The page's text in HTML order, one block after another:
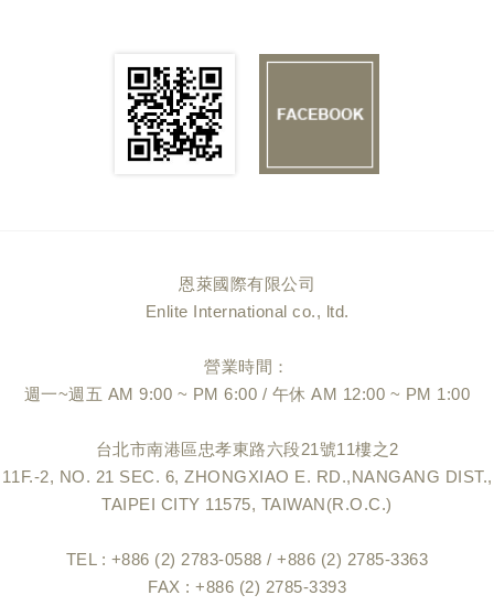
恩萊國際有限公司
Enlite International co., ltd.
營業時間：
週一~週五 AM 9:00 ~ PM 6:00 / 午休 AM 12:00 ~ PM 1:00
台北市南港區忠孝東路六段21號11樓之2
11F.-2, NO. 21 SEC. 6, ZHONGXIAO E. RD.,NANGANG DIST.,
TAIPEI CITY 11575, TAIWAN(R.O.C.)
TEL : +886 (2) 2783-0588 / +886 (2) 2785-3363
FAX : +886 (2) 2785-3393